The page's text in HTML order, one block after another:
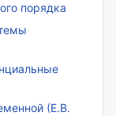
порядка
(Е.В.